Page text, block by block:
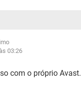
03:26
com o próprio Avast.